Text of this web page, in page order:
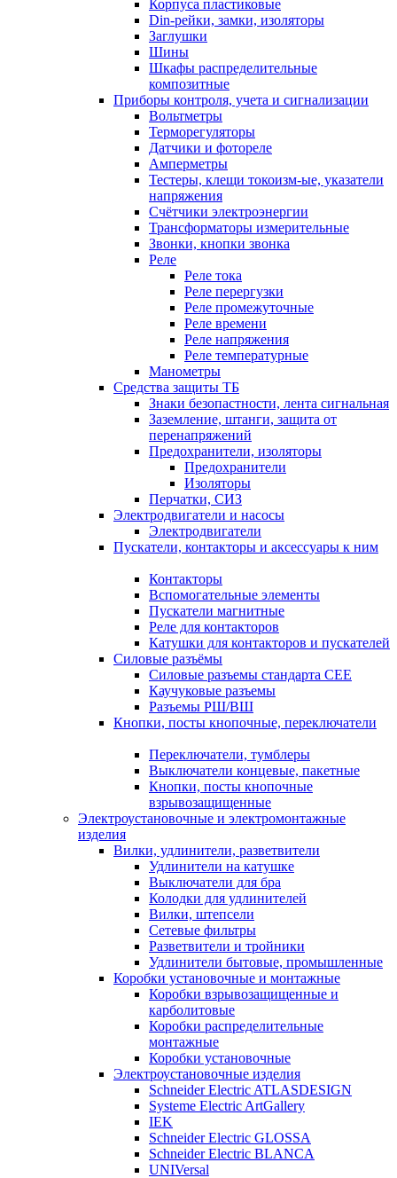
Корпуса пластиковые
Din-рейки, замки, изоляторы
Заглушки
Шины
Шкафы распределительные
композитные
Приборы контроля, учета и сигнализации
Вольтметры
Терморегуляторы
Датчики и фотореле
Амперметры
Тестеры, клещи токоизм-ые, указатели
напряжения
Счётчики электроэнергии
Трансформаторы измерительные
Звонки, кнопки звонка
Реле
Реле тока
Реле перергузки
Реле промежуточные
Реле времени
Реле напряжения
Реле температурные
Манометры
Средства защиты ТБ
Знаки безопастности, лента сигнальная
Заземление, штанги, защита от
перенапряжений
Предохранители, изоляторы
Предохранители
Изоляторы
Перчатки, СИЗ
Электродвигатели и насосы
Электродвигатели
Пускатели, контакторы и аксессуары к ним
Контакторы
Вспомогательные элементы
Пускатели магнитные
Реле для контакторов
Катушки для контакторов и пускателей
Силовые разъёмы
Силовые разъемы стандарта СЕЕ
Каучуковые разъемы
Разъемы РШ/ВШ
Кнопки, посты кнопочные, переключатели
Переключатели, тумблеры
Выключатели концевые, пакетные
Кнопки, посты кнопочные
взрывозащищенные
Электроустановочные и электромонтажные
изделия
Вилки, удлинители, разветвители
Удлинители на катушке
Выключатели для бра
Колодки для удлинителей
Вилки, штепсели
Сетевые фильтры
Разветвители и тройники
Удлинители бытовые, промышленные
Коробки установочные и монтажные
Коробки взрывозащищенные и
карболитовые
Коробки распределительные
монтажные
Коробки установочные
Электроустановочные изделия
Schneider Electric ATLASDESIGN
Systeme Electric ArtGallery
IEK
Schneider Electric GLOSSA
Schneider Electric BLANCA
UNIVersal